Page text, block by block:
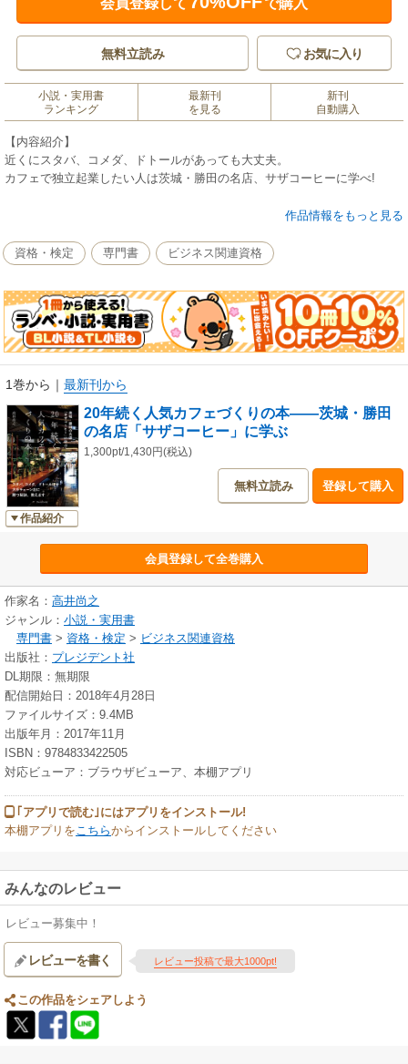
無料立読み お気に入り
小説・実用書
ランキング
最新刊
を見る
新刊
自動購入
【内容紹介】
近くにスタバ、コメダ、ドトールがあっても大丈夫。
カフェで独立起業したい人は茨城・勝田の名店、サザコーヒーに学べ!
サラリーマンを辞めて自分だけの喫茶店を開業したい人は多い。
あり、個人店が闘うのは厳しい状況。
実際、個人店の廃業率は高い。
戦略に着目。
地元に愛され、行列の絶えないコーヒーショップの全ノウハウを公開。
カフェ戦争勝ち残りの条件を探る。
紹介していく。
【著者紹介】
高井/尚之
経済ジャーナリスト・経営コンサルタント。1962年名古屋市生まれ。(株)
日本実業出版社の編集者、花王(株)情報作成部・企画ライターを経て2004
年から現職。出版社とメーカーでの組織人経験を生かし、大企業・中小企
業の経営者や幹部、担当者を取材し続ける。2007年からカフェ取材も始
め、テレビやラジオの放送メディアでも解説を行う(本データはこの書籍が
刊行された当時に掲載されていたものです)
作品情報をもっと見る
資格・検定 専門書 ビジネス関連資格
1巻から ｜ 最新刊から
作品紹介
20年続く人気カフェづくりの本――茨城・勝田
の名店「サザコーヒー」に学ぶ
1,300pt/1,430円(税込)
無料立読み 登録して購入
会員登録して全巻購入
作家名： 高井尚之
ジャンル： 小説・実用書
専門書 > 資格・検定 > ビジネス関連資格
出版社： プレジデント社
DL期限：無期限
配信開始日：2018年4月28日
ファイルサイズ：9.4MB
出版年月：2017年11月
ISBN：9784833422505
対応ビューア：ブラウザビューア、本棚アプリ
｢アプリで読む｣にはアプリをインストール!
本棚アプリをこちらからインストールしてください
みんなのレビュー
レビュー募集中！
レビューを書く レビュー投稿で最大1000pt!
この作品をシェアしよう